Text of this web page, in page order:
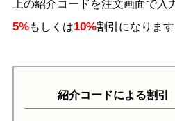
上の紹介コードを注文画面で入
5%もしくは10%割引になります
紹介コードによる割引